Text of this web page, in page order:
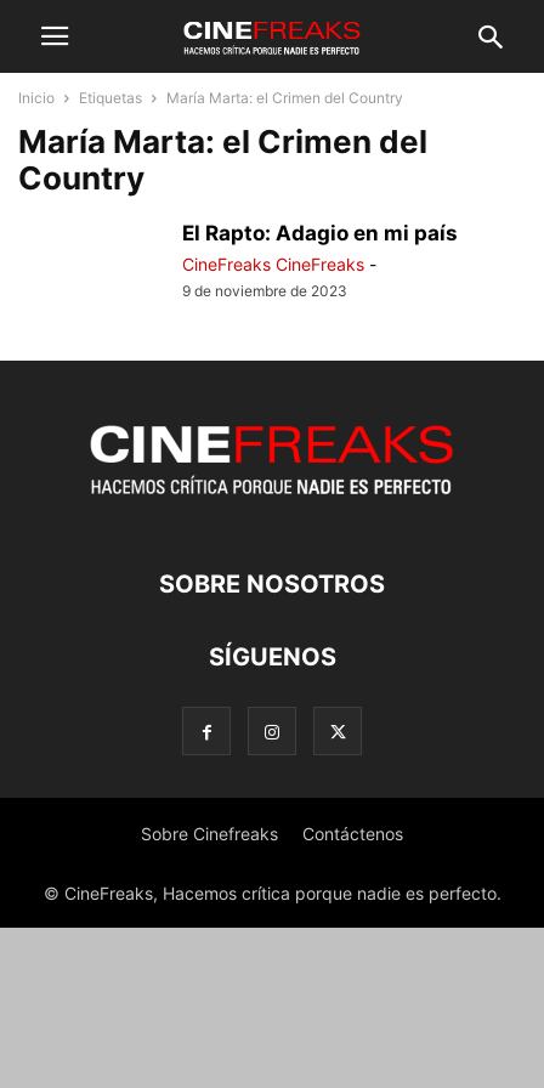
Inicio Etiquetas María Marta: el Crimen del Country
María Marta: el Crimen del
Country
El Rapto: Adagio en mi país
CineFreaks CineFreaks -
9 de noviembre de 2023
SOBRE NOSOTROS
SÍGUENOS
Sobre Cinefreaks Contáctenos
© CineFreaks, Hacemos crítica porque nadie es perfecto.